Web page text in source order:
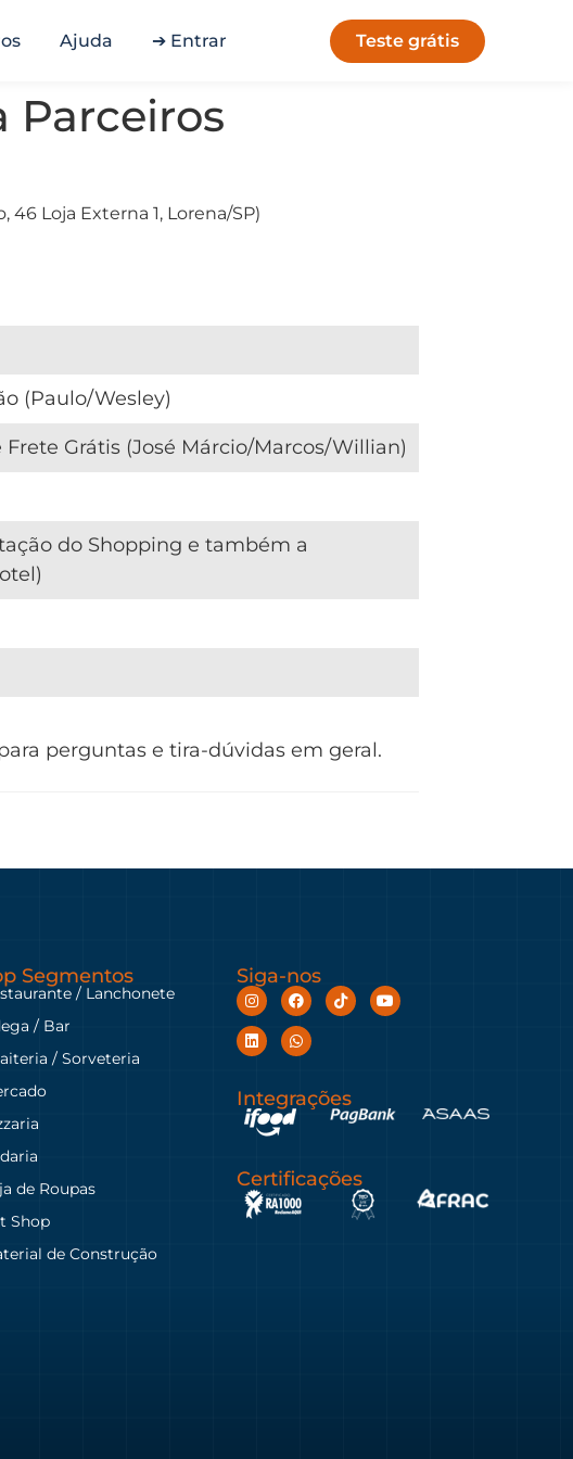
Ajuda ➔ Entrar Teste grátis
Parceiros
Loja Externa 1, Lorena/SP)
(Paulo/Wesley)
Grátis (José Márcio/Marcos/Willian)
do Shopping e também a
perguntas e tira-dúvidas em geral.
Segmentos
/ Lanchonete
/ Bar
/ Sorveteria
de Roupas
Shop
de Construção
Siga-nos
Integrações
Certificações